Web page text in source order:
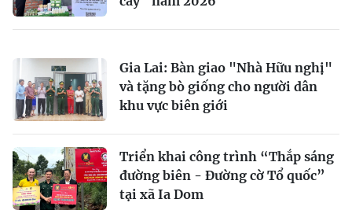
Gia Lai: Bàn giao "Nhà Hữu nghị"
và tặng bò giống cho người dân
khu vực biên giới
Triển khai công trình “Thắp sáng
đường biên - Đường cờ Tổ quốc”
tại xã Ia Dom